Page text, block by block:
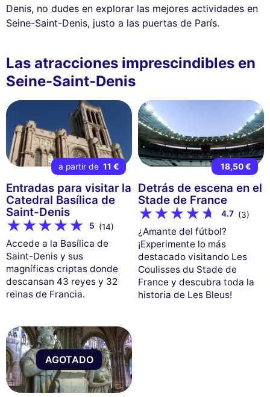
Denis, no dudes en explorar las mejores actividades en
Seine-Saint-Denis, justo a las puertas de París.
Las atracciones imprescindibles en
Seine-Saint-Denis
a partir de 11 €
Entradas para visitar la
Catedral Basílica de
Saint-Denis
5 (14)
Accede a la Basílica de
Saint-Denis y sus
magníficas criptas donde
descansan 43 reyes y 32
reinas de Francia.
18,50 €
Detrás de escena en el
Stade de France
4.7 (3)
¿Amante del fútbol?
¡Experimente lo más
destacado visitando Les
Coulisses du Stade de
France y descubra toda la
historia de Les Bleus!
AGOTADO